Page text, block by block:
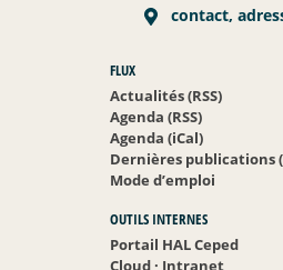
contact,
FLUX
Actualités (RSS)
Agenda (RSS)
Agenda (iCal)
Dernières publications
Mode d’emploi
OUTILS INTERNES
Portail HAL Ceped
Cloud· Intranet